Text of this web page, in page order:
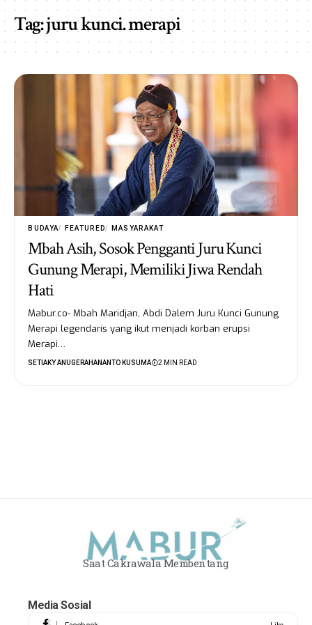
Tag:juru kunci. merapi
BUDAYA FEATURED MASYARAKAT
Mbah Asih, Sosok Pengganti Juru Kunci
Gunung Merapi, Memiliki Jiwa Rendah
Hati
Mabur.co- Mbah Maridjan, Abdi Dalem Juru Kunci Gunung
Merapi legendaris yang ikut menjadi korban erupsi
Merapi…
SETIAKY ANUGERAHANANTO KUSUMA 2 MIN READ
Saat Cakrawala Membentang
Media Sosial